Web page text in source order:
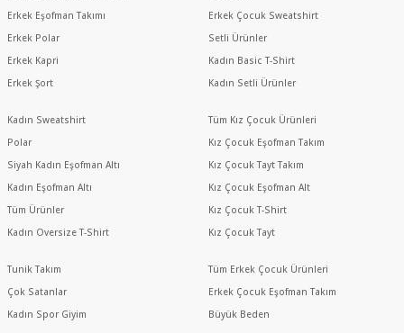
Erkek Eşofman Takımı
Erkek Polar
Erkek Kapri
Erkek Şort
Kadın Sweatshirt
Polar
Siyah Kadın Eşofman Altı
Kadın Eşofman Altı
Tüm Ürünler
Kadın Oversize T-Shirt
Tunik Takım
Çok Satanlar
Kadın Spor Giyim
Erkek Çocuk Sweatshirt
Setli Ürünler
Kadın Basic T-Shirt
Kadın Setli Ürünler
Tüm Kız Çocuk Ürünleri
Kız Çocuk Eşofman Takım
Kız Çocuk Tayt Takım
Kız Çocuk Eşofman Alt
Kız Çocuk T-Shirt
Kız Çocuk Tayt
Tüm Erkek Çocuk Ürünleri
Erkek Çocuk Eşofman Takım
Büyük Beden